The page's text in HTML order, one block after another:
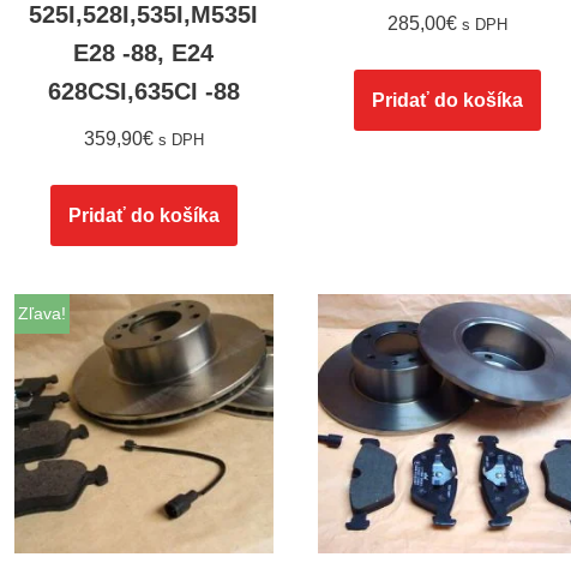
525I,528I,535I,M535I
E28 -88, E24
628CSI,635CI -88
359,90€ s DPH
Pridať do košíka
285,00€ s DPH
Pridať do košíka
Zľava!